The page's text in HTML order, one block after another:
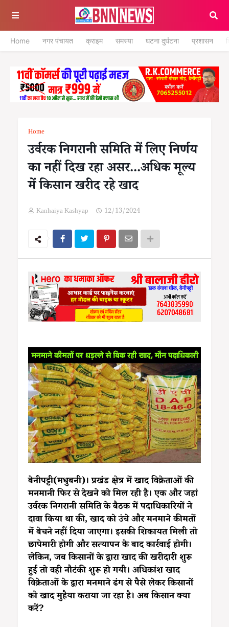
Home नगर पंचायत क्राइम समस्या घटना दुर्घटना प्रशासन
Home
उर्वरक निगरानी समिति में लिए निर्णय
का नहीं दिख रहा असर...अधिक मूल्य
में किसान खरीद रहे खाद
Kanhaiya Kashyap 12/13/2024
बेनीपट्टी(मधुबनी)। प्रखंड क्षेत्र में खाद विक्रेताओं की
मनमानी फिर से देखने को मिल रही है। एक और जहां
उर्वरक निगरानी समिति के बैठक में पदाधिकारियों ने
दावा किया था की, खाद को उंचे और मनमाने कीमतों
में बेचने नहीं दिया जाएगा। इसकी शिकायत मिली तो
छापेमारी होगी और सत्यापन के बाद कार्रवाई होगी।
लेकिन, जब किसानों के द्वारा खाद की खरीदारी शुरू
हुई तो वही नौटंकी शुरू हो गयी। अधिकांश खाद
विक्रेताओं के द्वारा मनमाने ढंग से पैसे लेकर किसानों
को खाद मुहैया कराया जा रहा है। अब किसान क्या
करें?